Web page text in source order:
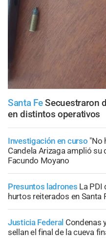
Santa Fe Secuestraron
en distintos operativos
Investigación en curso "No
Candela Arizaga amplió su
Facundo Moyano
Presuntos ladrones La PDI
hurtos reiterados en Santa
Justicia Federal Condenas
sellan el final de la cueva